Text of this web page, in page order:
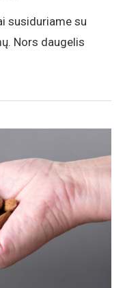
susiduriame su
Nors daugelis